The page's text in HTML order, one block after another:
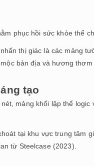
phục hồi sức khỏe thể
thị giác là các mảng
bản địa và hương
tạo
mảng khối lập thể logic
tại khu vực trung tâm
từ Steelcase (2023).